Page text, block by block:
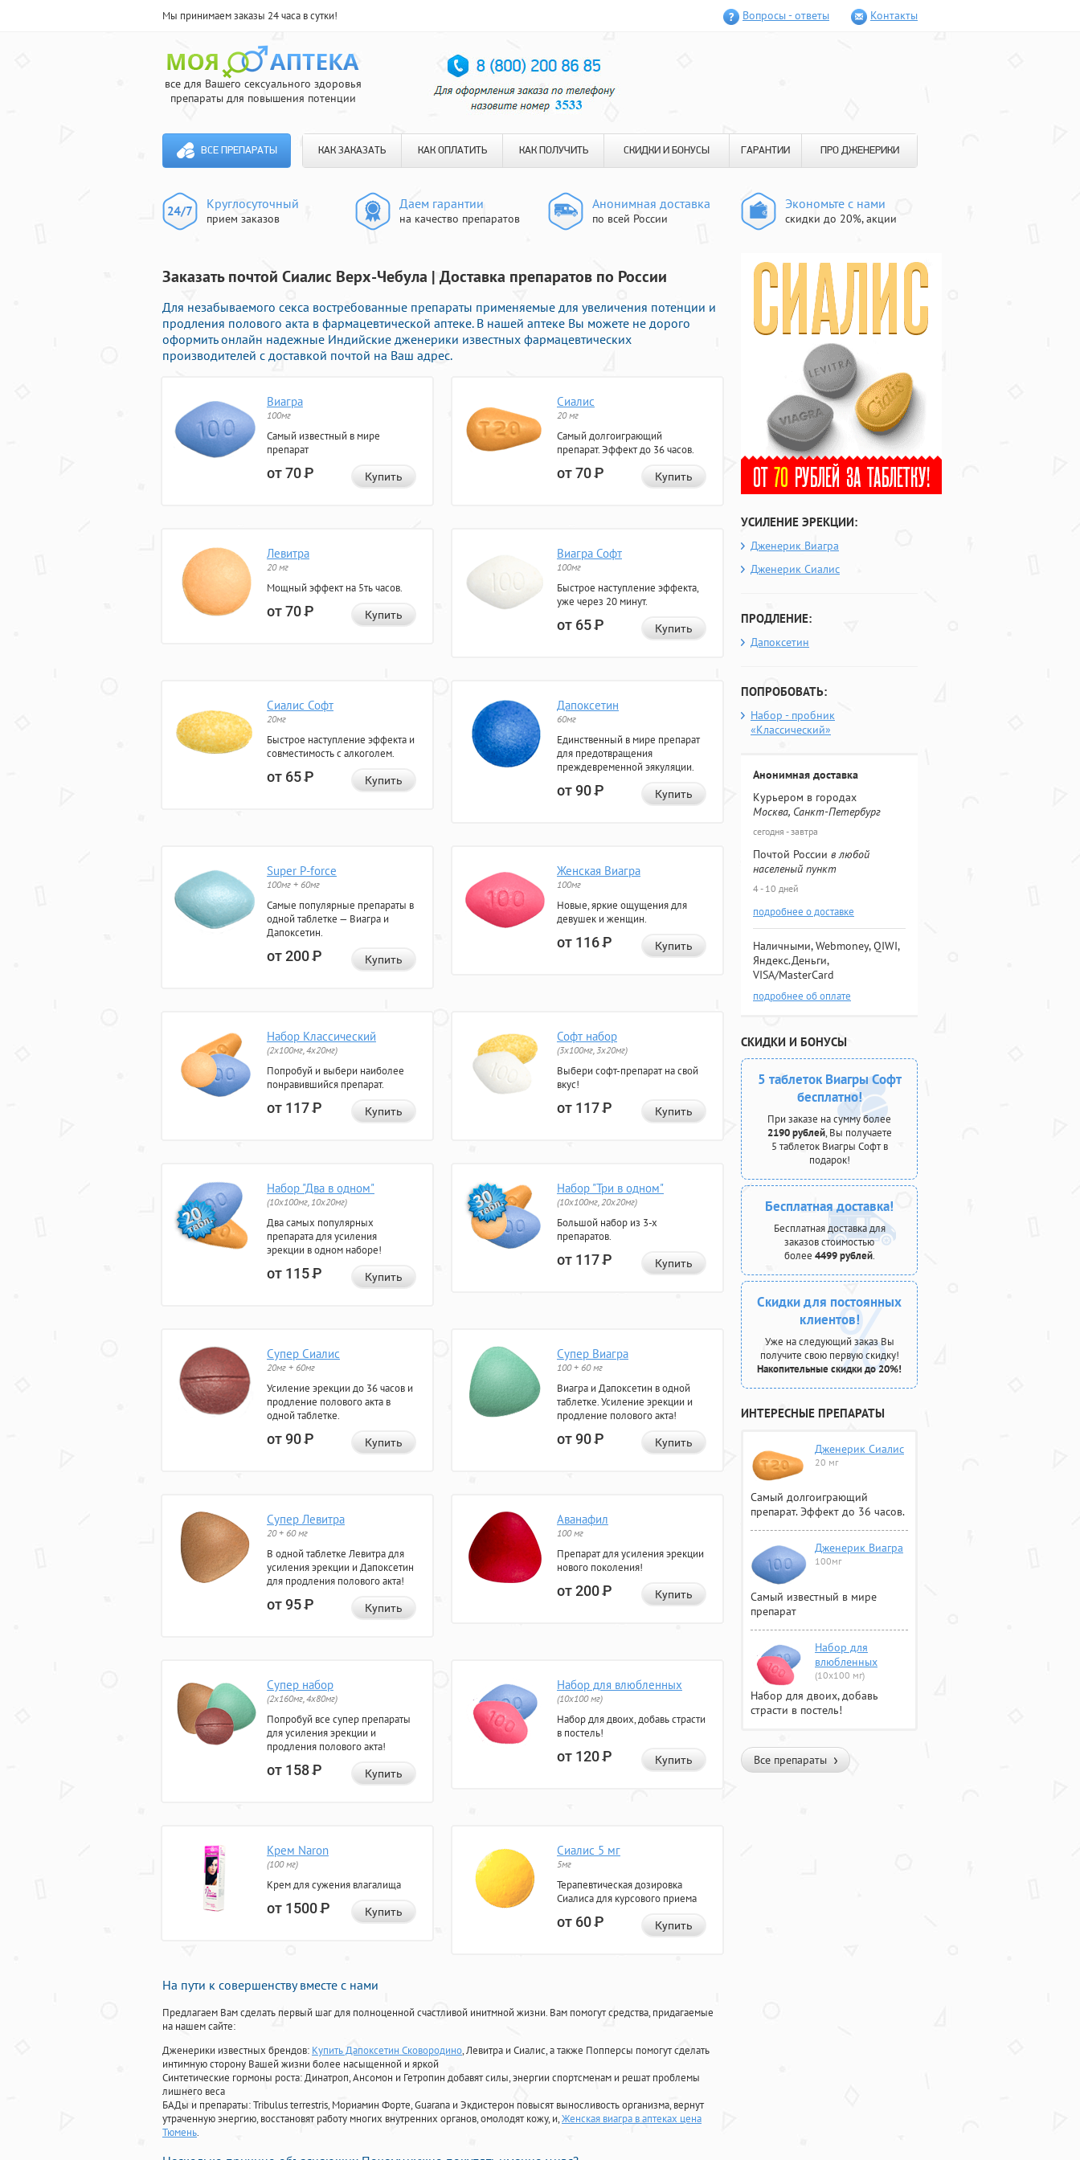
Мы принимаем заказы 24 часа в сутки! Вопросы - ответы Контакты
все для Вашего сексуального здоровья
препараты для повышения потенции
ВСЕ ПРЕПАРАТЫ КАК ЗАКАЗАТЬ КАК ОПЛАТИТЬ КАК ПОЛУЧИТЬ СКИДКИ И БОНУСЫ ГАРАНТИИ ПРО ДЖЕНЕРИКИ
Круглосуточный
прием заказов
Даем гарантии
на качество препаратов
Анонимная доставка
по всей России
Экономьте с нами
скидки до 20%, акции
Заказать почтой Сиалис Верх-Чебула | Доставка препаратов по России
Для незабываемого секса востребованные препараты применяемые для увеличения потенции и
продления полового акта в фармацевтической аптеке. В нашей аптеке Вы можете не дорого
оформить онлайн надежные Индийские дженерики известных фармацевтических
производителей с доставкой почтой на Ваш адрес.
Виагра
100мг
Самый известный в мире
препарат
от 70Р Купить
Сиалис
20 мг
Самый долгоиграющий
препарат. Эффект до 36 часов.
от 70Р Купить
Левитра
20 мг
Мощный эффект на 5ть часов.
от 70Р Купить
Виагра Софт
100мг
Быстрое наступление эффекта,
уже через 20 минут.
от 65Р Купить
Сиалис Софт
20мг
Быстрое наступление эффекта и
совместимость с алкоголем.
от 65Р Купить
Дапоксетин
60мг
Единственный в мире препарат
для предотвращения
преждевременной эякуляции.
от 90Р Купить
Super P-force
100мг + 60мг
Самые популярные препараты в
одной таблетке — Виагра и
Дапоксетин.
от 200Р Купить
Женская Виагра
100мг
Новые, яркие ощущения для
девушек и женщин.
от 116Р Купить
Набор Классический
(2x100мг, 4x20мг)
Попробуй и выбери наиболее
понравившийся препарат.
от 117Р Купить
Софт набор
(3x100мг, 3x20мг)
Выбери софт-препарат на свой
вкус!
от 117Р Купить
Набор "Два в одном"
(10x100мг, 10x20мг)
Два самых популярных
препарата для усиления
эрекции в одном наборе!
от 115Р Купить
Набор "Три в одном"
(10x100мг, 20x20мг)
Большой набор из 3-х
препаратов.
от 117Р Купить
Супер Сиалис
20мг + 60мг
Усиление эрекции до 36 часов и
продление полового акта в
одной таблетке.
от 90Р Купить
Супер Виагра
100 + 60 мг
Виагра и Дапоксетин в одной
таблетке. Усиление эрекции и
продление полового акта!
от 90Р Купить
Супер Левитра
20 + 60 мг
В одной таблетке Левитра для
усиления эрекции и Дапоксетин
для продления полового акта!
от 95Р Купить
Аванафил
100 мг
Препарат для усиления эрекции
нового поколения!
от 200Р Купить
Супер набор
(2х160мг, 4х80мг)
Попробуй все супер препараты
для усиления эрекции и
продления полового акта!
от 158Р Купить
Набор для влюбленных
(10х100 мг)
Набор для двоих, добавь страсти
в постель!
от 120Р Купить
Крем Naron
(100 мг)
Крем для сужения влагалища
от 1500Р Купить
Сиалис 5 мг
5мг
Терапевтическая дозировка
Сиалиса для курсового приема
от 60Р Купить
На пути к совершенству вместе с нами
Предлагаем Вам сделать первый шаг для полноценной счастливой инитмной жизни. Вам помогут средства, придагаемые
на нашем сайте:
Дженерики известных брендов: Купить Дапоксетин Сковородино, Левитра и Сиалис, а также Попперсы помогут сделать
интимную сторону Вашей жизни более насыщенной и яркой
Синтетические гормоны роста: Динатроп, Ансомон и Гетропин добавят силы, энергии спортсменам и решат проблемы
лишнего веса
БАДы и препараты:Tribulus terrestris, Мориамин Форте, Guarana и Экдистерон повысят выносливость организма, вернут
утраченную энергию, восстановят работу многих внутренних органов, омолодят кожу, и,Женская виагра в аптеках цена
Тюмень.
УСИЛЕНИЕ ЭРЕКЦИИ:
Дженерик Виагра
Дженерик Сиалис
ПРОДЛЕНИЕ:
Дапоксетин
ПОПРОБОВАТЬ:
Набор - пробник
«Классический»
Анонимная доставка
Курьером в городах
Москва, Санкт-Петербург
сегодня - завтра
Почтой России в любой
населеный пункт
4 - 10 дней
подробнее о доставке
Наличными, Webmoney, QIWI,
Яндекс.Деньги,
VISA/MasterCard
подробнее об оплате
СКИДКИ И БОНУСЫ
5 таблеток Виагры Софт
бесплатно!
При заказе на сумму более
2190 рублей, Вы получаете
5 таблеток Виагры Софт в
подарок!
Бесплатная доставка!
Бесплатная доставка для
заказов стоимостью
более 4499 рублей.
Скидки для постоянных
клиентов!
Уже на следующий заказ Вы
получите свою первую скидку!
Накопительные скидки до 20%!
ИНТЕРЕСНЫЕ ПРЕПАРАТЫ
Дженерик Сиалис
20 мг
Самый долгоиграющий
препарат. Эффект до 36 часов.
Дженерик Виагра
100мг
Самый известный в мире
препарат
Набор для
влюбленных
(10х100 мг)
Набор для двоих, добавь
страсти в постель!
Все препараты